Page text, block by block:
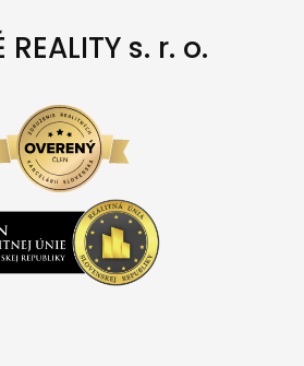
REALITY s. r. o.